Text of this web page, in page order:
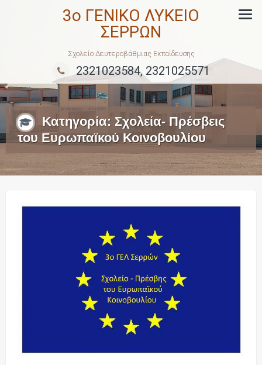
3ο ΓΕΝΙΚΟ ΛΥΚΕΙΟ
ΣΕΡΡΩΝ
Σχολείο Δευτεροβάθμιας Εκπαίδευσης
2321023584, 2321025571
Κατηγορία: Σχολεία- Πρέσβεις
του Ευρωπαϊκού Κοινοβουλίου